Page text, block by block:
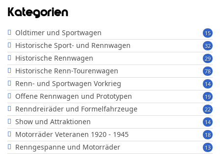
Kategorien
15
Oldtimer und Sportwagen
32
Historische Sport- und Rennwagen
29
Historische Rennwagen
78
Historische Renn-Tourenwagen
14
Renn- und Sportwagen Vorkrieg
19
Offene Rennwagen und Prototypen
22
Renndreiräder und Formelfahrzeuge
14
Show und Attraktionen
18
Motorräder Veteranen 1920 - 1945
13
Renngespanne und Motorräder